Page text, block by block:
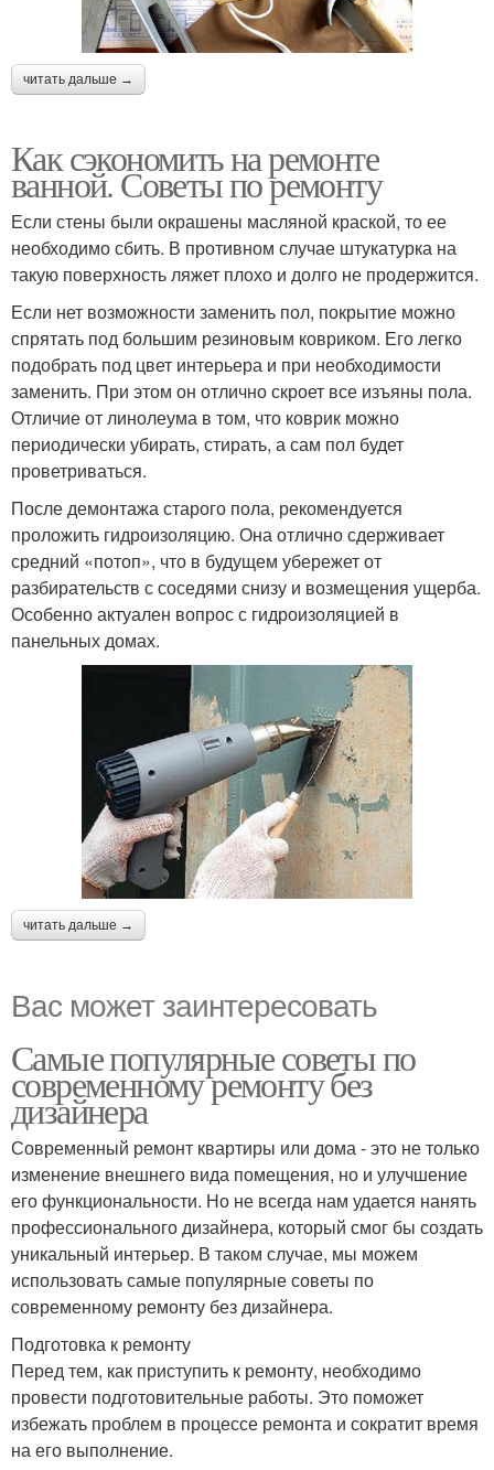
читать дальше →
Как сэкономить на ремонте
ванной. Советы по ремонту
Если стены были окрашены масляной краской, то ее
необходимо сбить. В противном случае штукатурка на
такую поверхность ляжет плохо и долго не продержится.
Если нет возможности заменить пол, покрытие можно
спрятать под большим резиновым ковриком. Его легко
подобрать под цвет интерьера и при необходимости
заменить. При этом он отлично скроет все изъяны пола.
Отличие от линолеума в том, что коврик можно
периодически убирать, стирать, а сам пол будет
проветриваться.
После демонтажа старого пола, рекомендуется
проложить гидроизоляцию. Она отлично сдерживает
средний «потоп», что в будущем убережет от
разбирательств с соседями снизу и возмещения ущерба.
Особенно актуален вопрос с гидроизоляцией в
панельных домах.
читать дальше →
Вас может заинтересовать
Самые популярные советы по
современному ремонту без
дизайнера
Современный ремонт квартиры или дома - это не только
изменение внешнего вида помещения, но и улучшение
его функциональности. Но не всегда нам удается нанять
профессионального дизайнера, который смог бы создать
уникальный интерьер. В таком случае, мы можем
использовать самые популярные советы по
современному ремонту без дизайнера.
Подготовка к ремонту
Перед тем, как приступить к ремонту, необходимо
провести подготовительные работы. Это поможет
избежать проблем в процессе ремонта и сократит время
на его выполнение.